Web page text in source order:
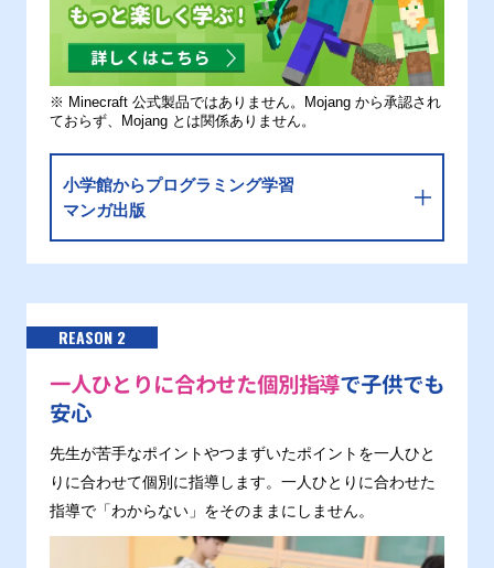
※ Minecraft 公式製品ではありません。Mojang から承認され
ておらず、Mojang とは関係ありません。
小学館からプログラミング学習
マンガ出版
REASON 2
一人ひとりに合わせた個別指導で子供でも
安心
先生が苦手なポイントやつまずいたポイントを一人ひと
りに合わせて個別に指導します。一人ひとりに合わせた
指導で「わからない」をそのままにしません。